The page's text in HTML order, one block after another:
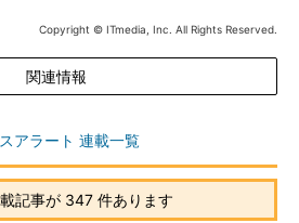
Copyright © ITmedia, Inc. All Rights Reserved.
関連情報
アラート 連載一覧
記事が 347 件あります